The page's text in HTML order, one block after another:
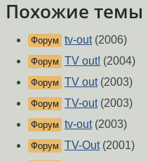
Похожие темы
Форум tv-out(2006)
Форум TV out! (2004)
Форум TV out(2003)
Форум TV-out(2003)
Форум tv-out(2003)
Форум TV-Out(2001)